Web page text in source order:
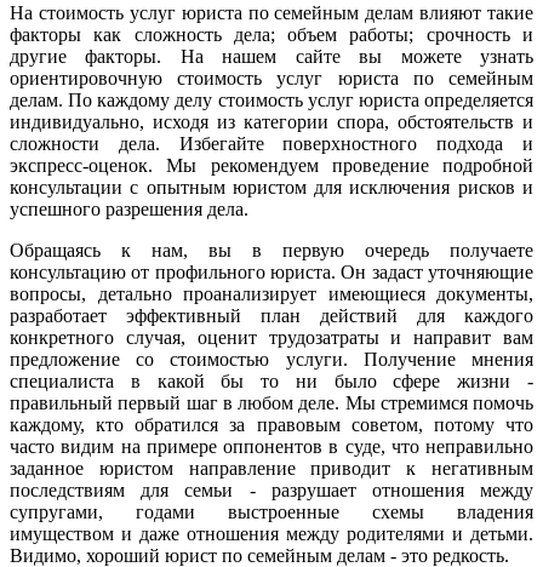
На стоимость услуг юриста по семейным делам влияют такие
факторы как сложность дела; объем работы; срочность и
другие факторы. На нашем сайте вы можете узнать
ориентировочную стоимость услуг юриста по семейным
делам. По каждому делу стоимость услуг юриста определяется
индивидуально, исходя из категории спора, обстоятельств и
сложности дела. Избегайте поверхностного подхода и
экспресс-оценок. Мы рекомендуем проведение подробной
консультации с опытным юристом для исключения рисков и
успешного разрешения дела.
Обращаясь к нам, вы в первую очередь получаете
консультацию от профильного юриста. Он задаст уточняющие
вопросы, детально проанализирует имеющиеся документы,
разработает эффективный план действий для каждого
конкретного случая, оценит трудозатраты и направит вам
предложение со стоимостью услуги. Получение мнения
специалиста в какой бы то ни было сфере жизни -
правильный первый шаг в любом деле. Мы стремимся помочь
каждому, кто обратился за правовым советом, потому что
часто видим на примере оппонентов в суде, что неправильно
заданное юристом направление приводит к негативным
последствиям для семьи - разрушает отношения между
супругами, годами выстроенные схемы владения
имуществом и даже отношения между родителями и детьми.
Видимо, хороший юрист по семейным делам - это редкость.